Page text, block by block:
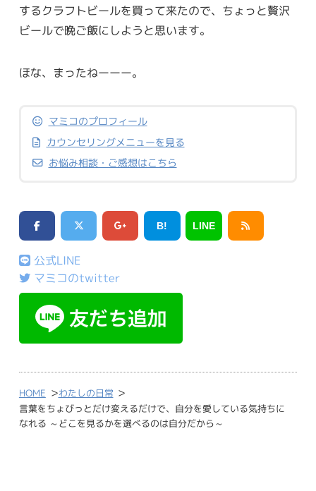
するクラフトビールを買って来たので、ちょっと贅沢
ビールで晩ご飯にしようと思います。
ほな、まったねーーー。
マミコのプロフィール
カウンセリングメニューを見る
お悩み相談・ご感想はこちら
B! LINE
公式LINE
マミコのtwitter
HOME >わたしの日常 >
言葉をちょびっとだけ変えるだけで、自分を愛している気持ちに
なれる ～どこを見るかを選べるのは自分だから～